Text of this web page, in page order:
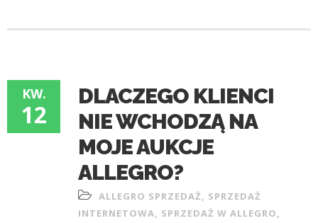
KW.
12
DLACZEGO KLIENCI
NIE WCHODZĄ NA
MOJE AUKCJE
ALLEGRO?
ALLEGRO SPRZEDAŻ, SPRZEDAŻ
INTERNETOWA, SPRZEDAŻ W ALLEGRO,